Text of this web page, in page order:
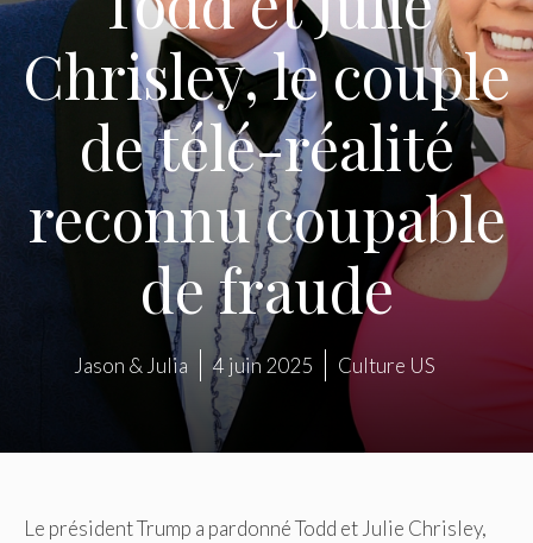
Chrisley, le couple
de télé-réalité
reconnu coupable
de fraude
Jason & Julia 4 juin 2025 Culture US
Le président Trump a pardonné Todd et Julie Chrisley,